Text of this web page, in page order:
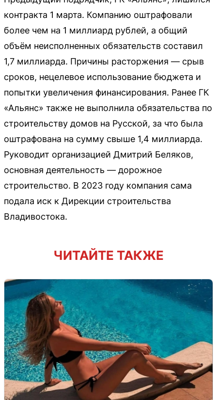
контракта 1 марта. Компанию оштрафовали
более чем на 1 миллиард рублей, а общий
объём неисполненных обязательств составил
1,7 миллиарда. Причины расторжения — срыв
сроков, нецелевое использование бюджета и
попытки увеличения финансирования. Ранее ГК
«Альянс» также не выполнила обязательства по
строительству домов на Русской, за что была
оштрафована на сумму свыше 1,4 миллиарда.
Руководит организацией Дмитрий Беляков,
основная деятельность — дорожное
строительство. В 2023 году компания сама
подала иск к Дирекции строительства
Владивостока.
ЧИТАЙТЕ ТАКЖЕ